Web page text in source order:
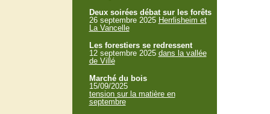
Deux soirées débat sur les forêts
26 septembre 2025 Herrlisheim et
La Vancelle
Les forestiers se redressent
12 septembre 2025 dans la vallée
de Villé
Marché du bois
15/09/2025
tension sur la matière en
septembre